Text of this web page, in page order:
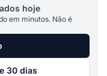
hoje
em minutos. Não é
30 dias